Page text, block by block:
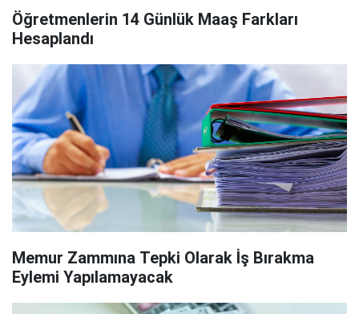
Öğretmenlerin 14 Günlük Maaş Farkları
Hesaplandı
Memur Zammına Tepki Olarak İş Bırakma
Eylemi Yapılamayacak